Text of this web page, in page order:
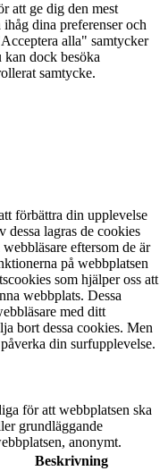
att ge dig den mest
dina preferenser och
alla" samtycker
dock besöka
samtycke.
förbättra din upplevelse
dessa lagras de cookies
eftersom de är
på webbplatsen
som hjälper oss att
webbplats. Dessa
med ditt
bort dessa cookies. Men
din surfupplevelse.
för att webbplatsen ska
grundläggande
anonymt.
Beskrivning